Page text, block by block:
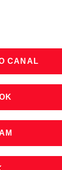
CANAL